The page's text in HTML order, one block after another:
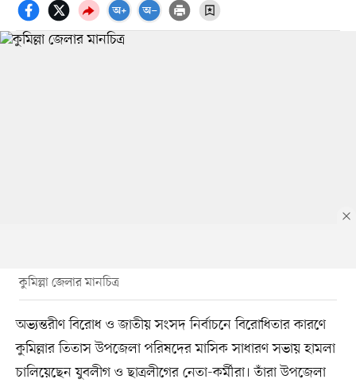
কুমিল্লা জেলার মানচিত্র
অভ্যন্তরীণ বিরোধ ও জাতীয় সংসদ নির্বাচনে বিরোধিতার কারণে
কুমিল্লার তিতাস উপজেলা পরিষদের মাসিক সাধারণ সভায় হামলা
চালিয়েছেন যুবলীগ ও ছাত্রলীগের নেতা-কর্মীরা। তাঁরা উপজেলা